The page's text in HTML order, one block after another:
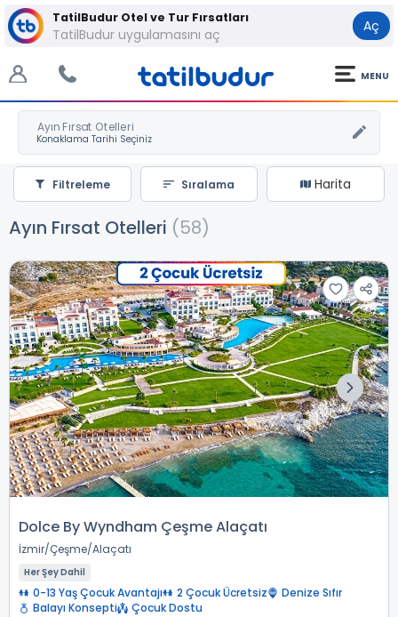
TatilBudur Otel ve Tur Fırsatları
TatilBudur uygulamasını aç Aç
MENU
Ayın Fırsat Otelleri
Harita
Sıralama
Filtreleme
Ayın Fırsat Otelleri (58)
Dolce By Wyndham Çeşme Alaçatı
İzmir Çeşme Alaçatı
Her Şey Dahil
0-13 Yaş Çocuk Avantajı 2 Çocuk Ücretsiz
Denize Sıfır
Balayı Konsepti
Çocuk Dostu